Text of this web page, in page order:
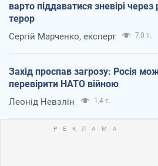
варто піддаватися зневірі
терор
Сергій Марченко, експерт 7,0 т.
Захід проспав загрозу: Росія
перевірити НАТО війною
Леонід Невзлін 1,4 т.